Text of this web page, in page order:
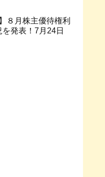
８月株主優待権利
発表！7月24日